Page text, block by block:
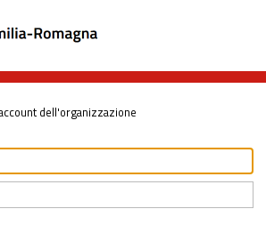
dell'organizzazione